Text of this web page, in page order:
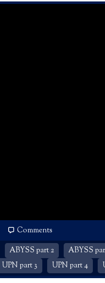
Comments
ABYSS part 2 ABYSS
UPN part 3 UPN part 4